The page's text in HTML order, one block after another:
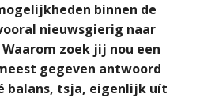
binnen de
nieuwsgierig naar
zoek jij nou een
gegeven antwoord
balans, tsja, eigenlijk uít